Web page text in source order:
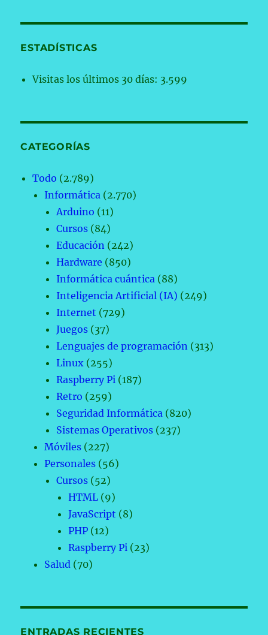
ESTADÍSTICAS
Visitas los últimos 30 días: 3.599
CATEGORÍAS
Todo (2.789)
Informática (2.770)
Arduino (11)
Cursos (84)
Educación (242)
Hardware (850)
Informática cuántica (88)
Inteligencia Artificial (IA) (249)
Internet (729)
Juegos (37)
Lenguajes de programación (313)
Linux (255)
Raspberry Pi (187)
Retro (259)
Seguridad Informática (820)
Sistemas Operativos (237)
Móviles (227)
Personales (56)
Cursos (52)
HTML (9)
JavaScript (8)
PHP (12)
Raspberry Pi (23)
Salud (70)
ENTRADAS RECIENTES